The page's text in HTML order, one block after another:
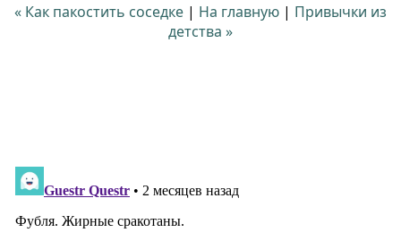
« Как пакостить соседке | На главную | Привычки из
детства »